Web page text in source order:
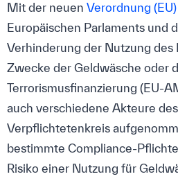
Mit der neuen Verordnung
Europäischen Parlaments und
Verhinderung der Nutzung des
Zwecke der Geldwäsche oder
Terrorismusfinanzierung (EU-
auch verschiedene Akteure
Verpflichtetenkreis
bestimmte Compliance-
Risiko einer Nutzung für